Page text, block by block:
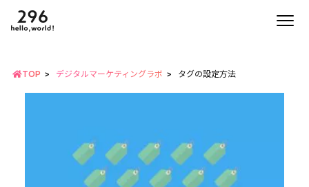
TOP デジタルマーケティングラボ タグの設定方法